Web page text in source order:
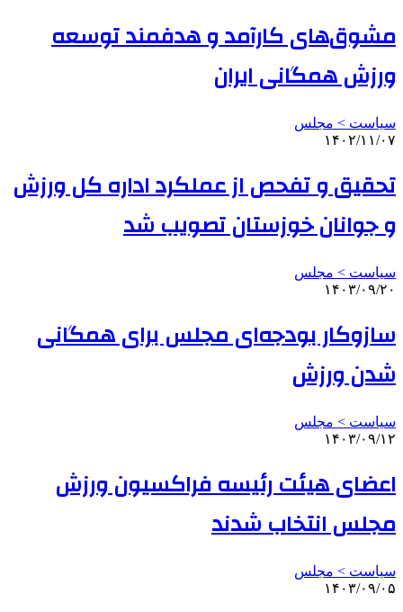
مشوق‌های کارآمد و هدفمند توسعه
ورزش همگانی ایران
سیاست > مجلس
۱۴۰۲/۱۱/۰۷
تحقیق و تفحص از عملکرد اداره کل ورزش
و جوانان خوزستان تصویب شد
سیاست > مجلس
۱۴۰۳/۰۹/۲۰
سازوکار بودجه‌ای مجلس برای همگانی
شدن ورزش
سیاست > مجلس
۱۴۰۳/۰۹/۱۲
اعضای هیئت رئیسه فراکسیون ورزش
مجلس انتخاب شدند
سیاست > مجلس
۱۴۰۳/۰۹/۰۵